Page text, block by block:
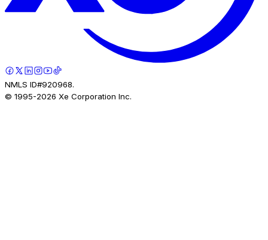
NMLS ID#920968.
© 1995-2026 Xe Corporation Inc.